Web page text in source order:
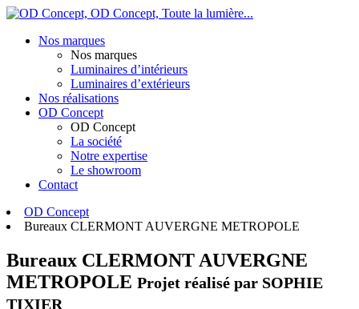
OD Concept, Toute la lumière...
Nos marques
Nos marques
Luminaires d’intérieurs
Luminaires d’extérieurs
Nos réalisations
OD Concept
OD Concept
La société
Notre expertise
Le showroom
Contact
OD Concept
Bureaux CLERMONT AUVERGNE METROPOLE
Bureaux CLERMONT AUVERGNE
METROPOLE Projet réalisé par SOPHIE
TIXIER